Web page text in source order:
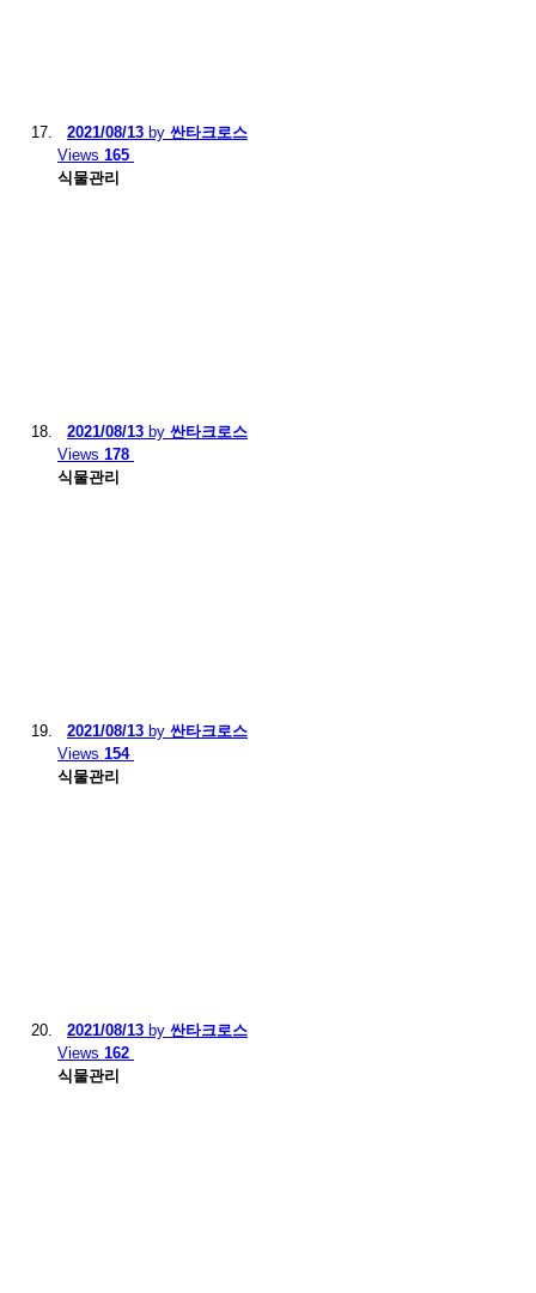
2021/08/13 by 싼타크로스
Views 165
식물관리
2021/08/13 by 싼타크로스
Views 178
식물관리
2021/08/13 by 싼타크로스
Views 154
식물관리
2021/08/13 by 싼타크로스
Views 162
식물관리